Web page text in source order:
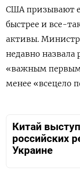
США призывают
быстрее и все-
активы.
недавно назвала
«важным
менее «всецело
Китай
российских
Украине